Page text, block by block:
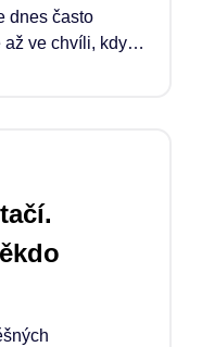
dnes často
ve chvíli, kdy